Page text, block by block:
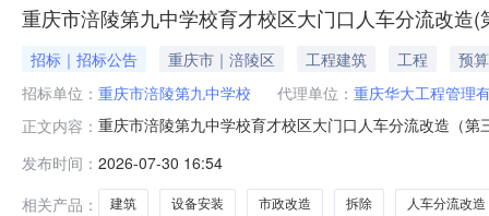
重庆市涪陵第九中学校育才校区大门口人车分流改造
招标｜招标公告 重庆市｜涪陵区 工程建筑 工程
预
招标单位： 重庆市涪陵第九中学校 代理单位： 重庆华大工程管理
正文内容： 重庆市涪陵第九中学校育才校区大门口人车分流改造（
数：1）保证金金额:3,000元最大成交供应商数量：1家
含拆除、建筑、设备安装、市政改
发布时间： 2026-07-30 16:54
相关产品：
建筑 设备安装 市政改造 拆除 人车分流改造